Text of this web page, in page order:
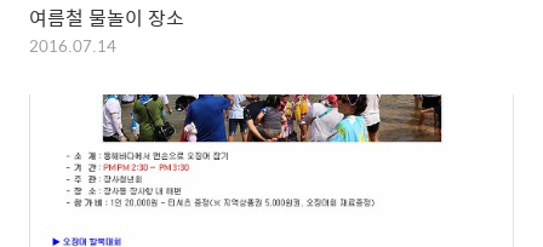
여름철 물놀이 장소
2016.07.14